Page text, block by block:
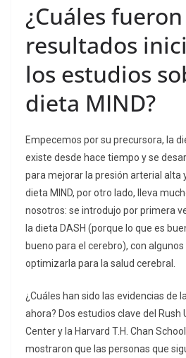
¿Cuáles
resultados
los estudios
dieta MIND?
Empecemos por su precursora, la
existe desde hace tiempo y se
para mejorar la presión arterial alta
dieta MIND, por otro lado, lleva
nosotros: se introdujo por primera
la dieta DASH (porque lo que es
bueno para el cerebro), con
optimizarla para la salud cerebral.
¿Cuáles han sido las evidencias de
ahora? Dos estudios clave del Rush
Center y la Harvard T.H. Chan
mostraron que las personas que